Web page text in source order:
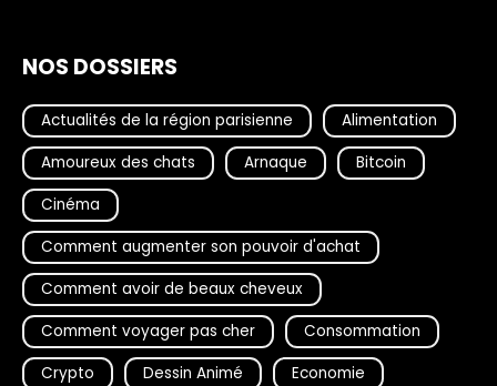
NOS DOSSIERS
Actualités de la région parisienne
Alimentation
Amoureux des chats
Arnaque
Bitcoin
Cinéma
Comment augmenter son pouvoir d'achat
Comment avoir de beaux cheveux
Comment voyager pas cher
Consommation
Crypto
Dessin Animé
Economie